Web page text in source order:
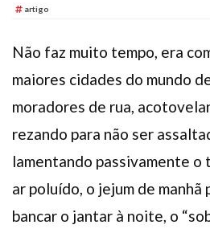
artigo
Não faz muito tempo, era
maiores cidades do mundo
moradores de rua,
rezando para não ser
lamentando passivamente o
ar poluído, o jejum de manhã
bancar o jantar à noite, o
Pós-graduação
FacebookInstagram